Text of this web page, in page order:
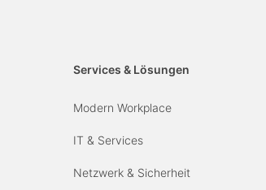
Services & Lösungen
Modern Workplace
IT & Services
Netzwerk & Sicherheit